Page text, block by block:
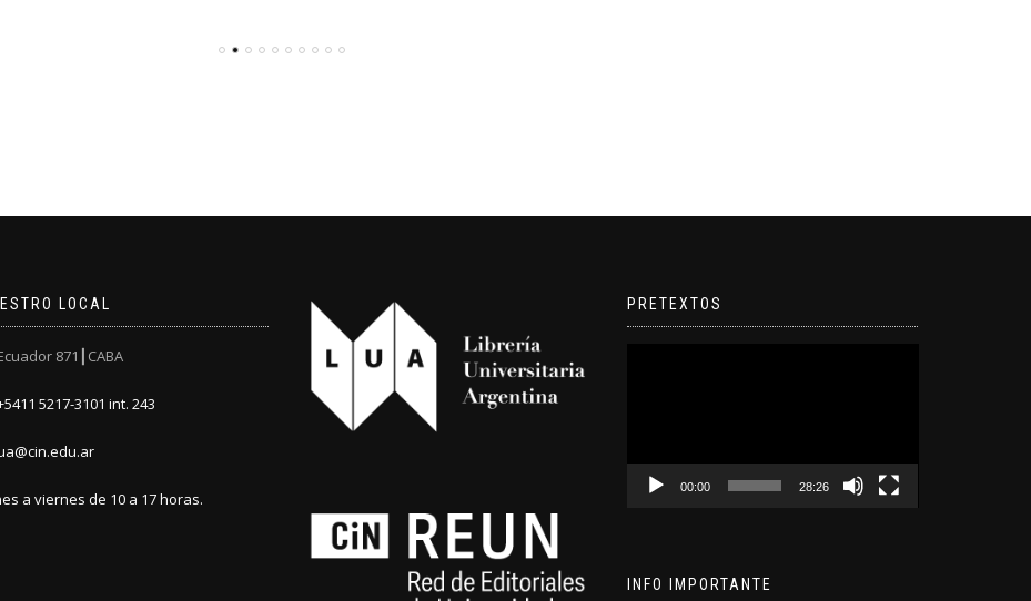
LOCAL
871┃CABA
5217-3101 int. 243
a viernes de 10 a 17 horas.
PRETEXTOS
00:00 28:26
INFO IMPORTANTE